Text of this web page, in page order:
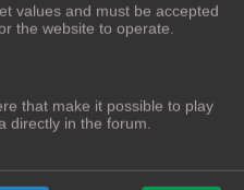
zijn. Registratie neemt
mogelijkheden. De
toestaan aan geregistreerde
en het
je gebruik maakt van het forum.
values and must be accepted
the website to operate.
that make it possible to play
directly in the forum.